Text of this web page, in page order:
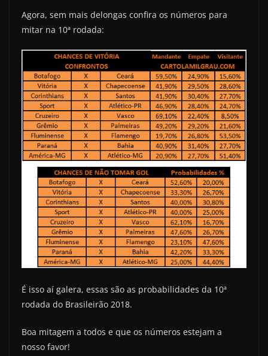
Agora, sem mais delongas confira os números para
mitar na 10ª rodada:
É isso aí galera, essas são as probabilidades da 10ª
rodada do Brasileirão 2018.
Boa mitagem a todos e que os números estejam a
nosso favor!